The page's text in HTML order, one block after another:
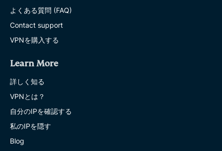
よくある質問 (FAQ)
Contact support
VPNを購入する
Learn More
詳しく知る
VPNとは？
自分のIPを確認する
私のIPを隠す
Blog